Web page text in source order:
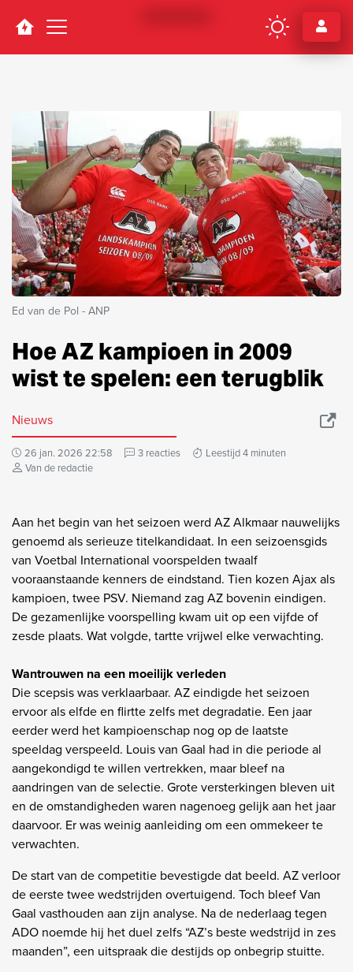
Navigation
Ed van de Pol - ANP
Hoe AZ kampioen in 2009
wist te spelen: een terugblik
Nieuws
26 jan. 2026 22:58 3 reacties
Leestijd 4 minuten
Van de redactie
Aan het begin van het seizoen werd AZ Alkmaar nauwelijks
genoemd als serieuze titelkandidaat. In een seizoensgids
van Voetbal International voorspelden twaalf
vooraanstaande kenners de eindstand. Tien kozen Ajax als
kampioen, twee PSV. Niemand zag AZ bovenin eindigen.
De gezamenlijke voorspelling kwam uit op een vijfde of
zesde plaats. Wat volgde, tartte vrijwel elke verwachting.
Wantrouwen na een moeilijk verleden
Die scepsis was verklaarbaar. AZ eindigde het seizoen
ervoor als elfde en flirtte zelfs met degradatie. Een jaar
eerder werd het kampioenschap nog op de laatste
speeldag verspeeld. Louis van Gaal had in die periode al
aangekondigd te willen vertrekken, maar bleef na
aandringen van de selectie. Grote versterkingen bleven uit
en de omstandigheden waren nagenoeg gelijk aan het jaar
daarvoor. Er was weinig aanleiding om een ommekeer te
verwachten.
De start van de competitie bevestigde dat beeld. AZ verloor
de eerste twee wedstrijden overtuigend. Toch bleef Van
Gaal vasthouden aan zijn analyse. Na de nederlaag tegen
ADO noemde hij het duel zelfs “AZ’s beste wedstrijd in zes
maanden”, een uitspraak die destijds op onbegrip stuitte.